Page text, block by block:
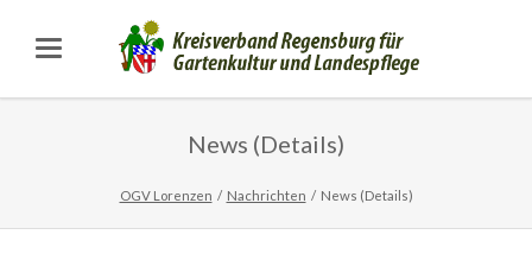
News (Details)
OGV Lorenzen Nachrichten News (Details)